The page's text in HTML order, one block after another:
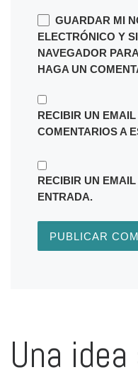
GUARDAR MI
ELECTRÓNICO Y
NAVEGADOR
HAGA UN
RECIBIR UN
COMENTARIOS A
RECIBIR UN
ENTRADA.
Una